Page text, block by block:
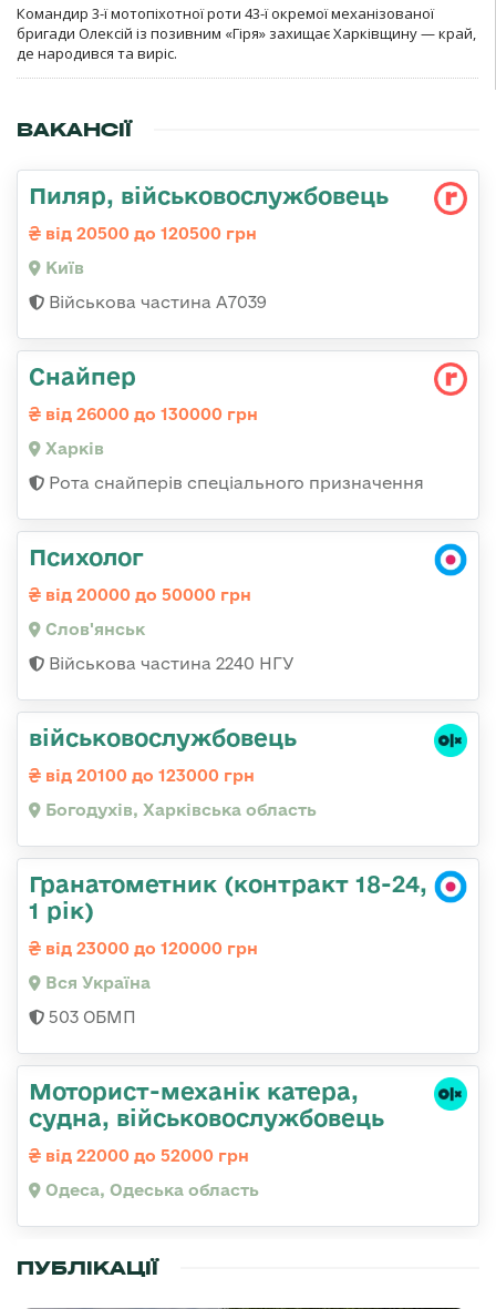
Командир 3-ї мотопіхотної роти 43-ї окремої механізованої
бригади Олексій із позивним «Гіря» захищає Харківщину — край,
де народився та виріс.
ВАКАНСІЇ
Пиляр, військовослужбовець
від 20500 до 120500 грн
Київ
Військова частина А7039
Снайпер
від 26000 до 130000 грн
Харків
Рота снайперів спеціального призначення
Психолог
від 20000 до 50000 грн
Слов'янськ
Військова частина 2240 НГУ
військовослужбовець
від 20100 до 123000 грн
Богодухів, Харківська область
Гранатометник (контракт 18-24,
1 рік)
від 23000 до 120000 грн
Вся Україна
503 ОБМП
Моторист-механік катера,
судна, військовослужбовець
від 22000 до 52000 грн
Одеса, Одеська область
ПУБЛІКАЦІЇ